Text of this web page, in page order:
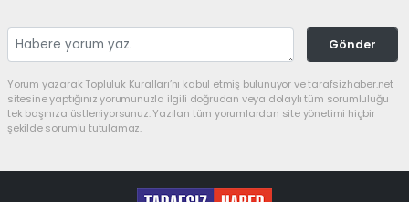
Gönder
Yorum yazarak Topluluk Kuralları’nı kabul etmiş bulunuyor ve tarafsizhaber.net
sitesine yaptığınız yorumunuzla ilgili doğrudan veya dolaylı tüm sorumluluğu
tek başınıza üstleniyorsunuz. Yazılan tüm yorumlardan site yönetimi hiçbir
şekilde sorumlu tutulamaz.